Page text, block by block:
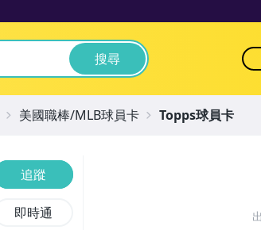
搜尋
追蹤
即時通
美國職棒/MLB球員卡 Topps球員卡